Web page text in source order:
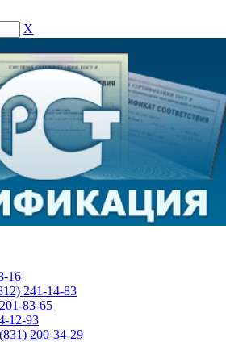
Х
16
241-14-83
83-65
12-93
200-34-29